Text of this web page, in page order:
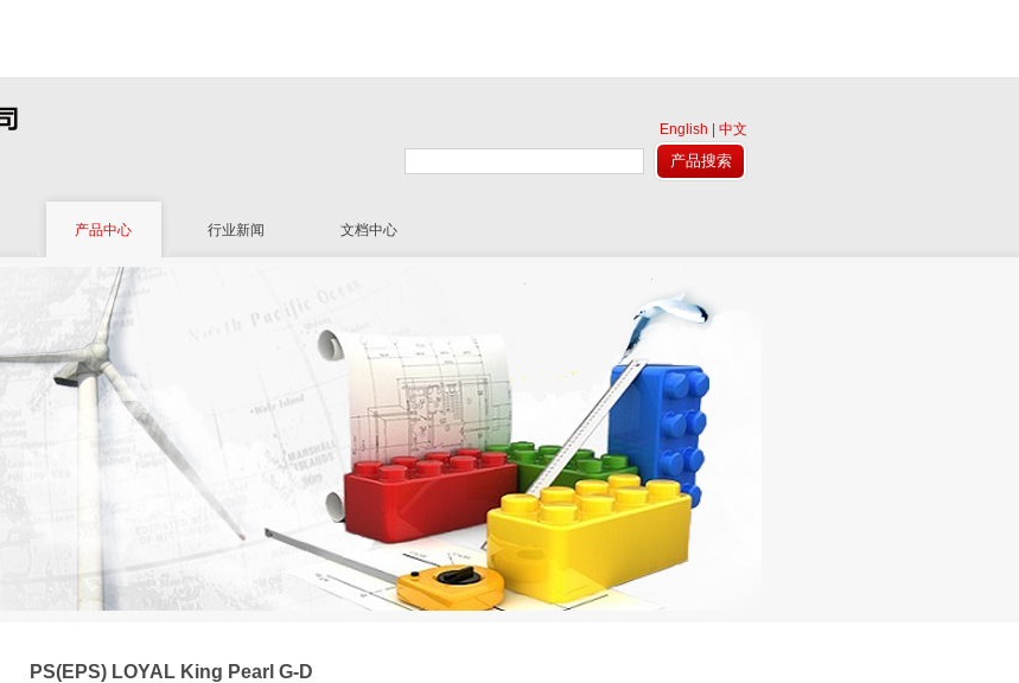
English 中文
产品中心 行业新闻 文档中心
PS(EPS) LOYAL King Pearl G-D